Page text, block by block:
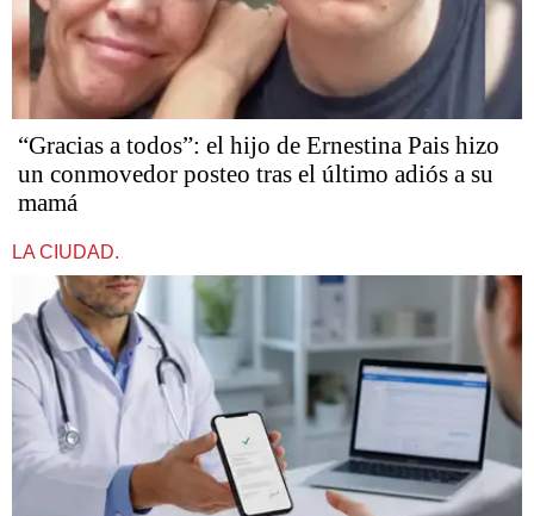
“Gracias a todos”: el hijo de Ernestina Pais hizo
un conmovedor posteo tras el último adiós a su
mamá
LA CIUDAD.